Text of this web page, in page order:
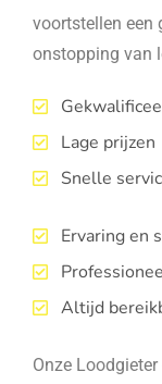
voortstellen een
onstopping van
Lage prijzen
Snelle
Ervaring en
Altijd
Onze